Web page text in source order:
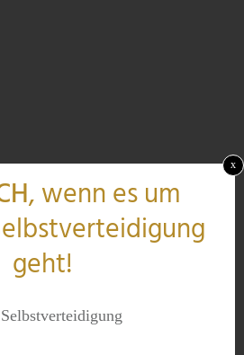
, wenn es um
geht!
x